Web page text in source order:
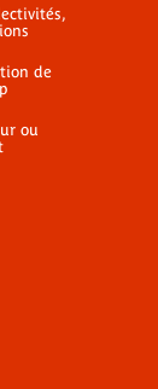
de
ou